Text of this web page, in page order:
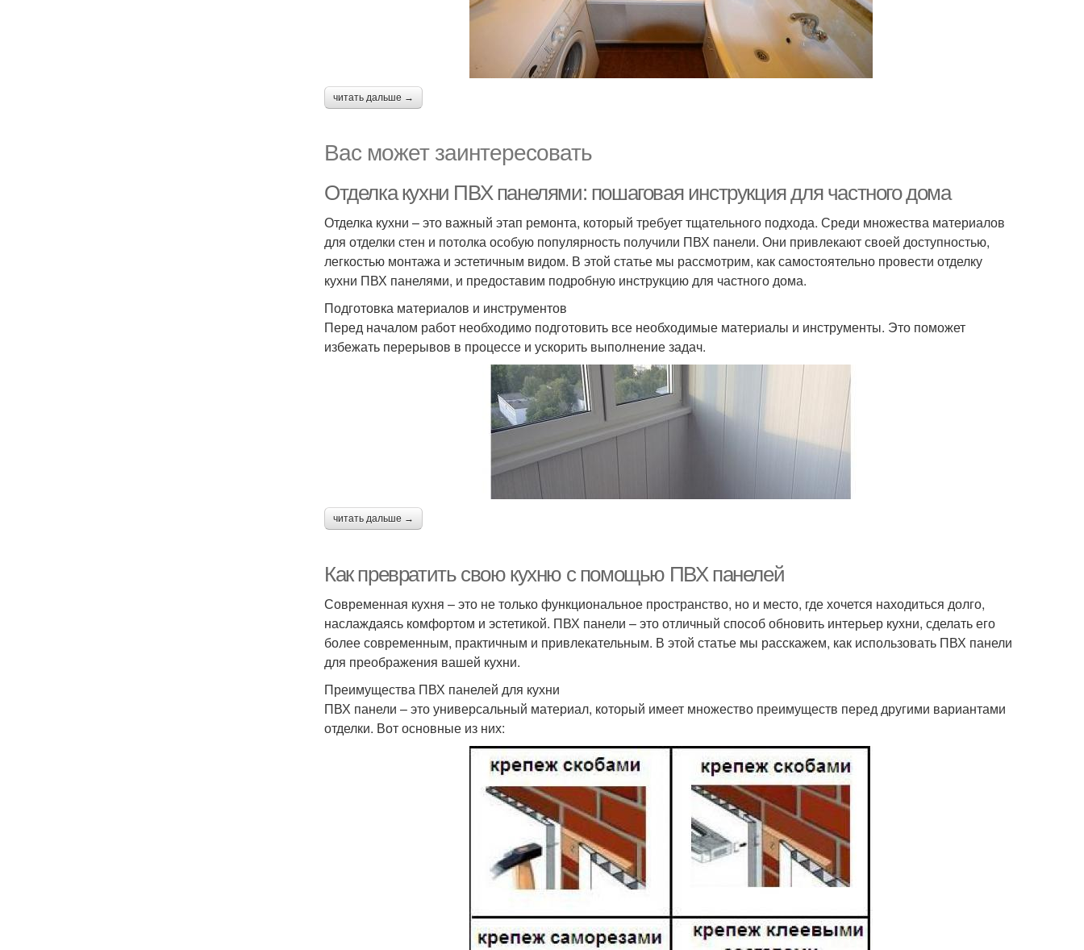
читать дальше →
Вас может заинтересовать
Отделка кухни ПВХ панелями: пошаговая инструкция для частного дома
Отделка кухни – это важный этап ремонта, который требует тщательного подхода. Среди множества материалов
для отделки стен и потолка особую популярность получили ПВХ панели. Они привлекают своей доступностью,
легкостью монтажа и эстетичным видом. В этой статье мы рассмотрим, как самостоятельно провести отделку
кухни ПВХ панелями, и предоставим подробную инструкцию для частного дома.
Подготовка материалов и инструментов
Перед началом работ необходимо подготовить все необходимые материалы и инструменты. Это поможет
избежать перерывов в процессе и ускорить выполнение задач.
читать дальше →
Как превратить свою кухню с помощью ПВХ панелей
Современная кухня – это не только функциональное пространство, но и место, где хочется находиться долго,
наслаждаясь комфортом и эстетикой. ПВХ панели – это отличный способ обновить интерьер кухни, сделать его
более современным, практичным и привлекательным. В этой статье мы расскажем, как использовать ПВХ панели
для преображения вашей кухни.
Преимущества ПВХ панелей для кухни
ПВХ панели – это универсальный материал, который имеет множество преимуществ перед другими вариантами
отделки. Вот основные из них: